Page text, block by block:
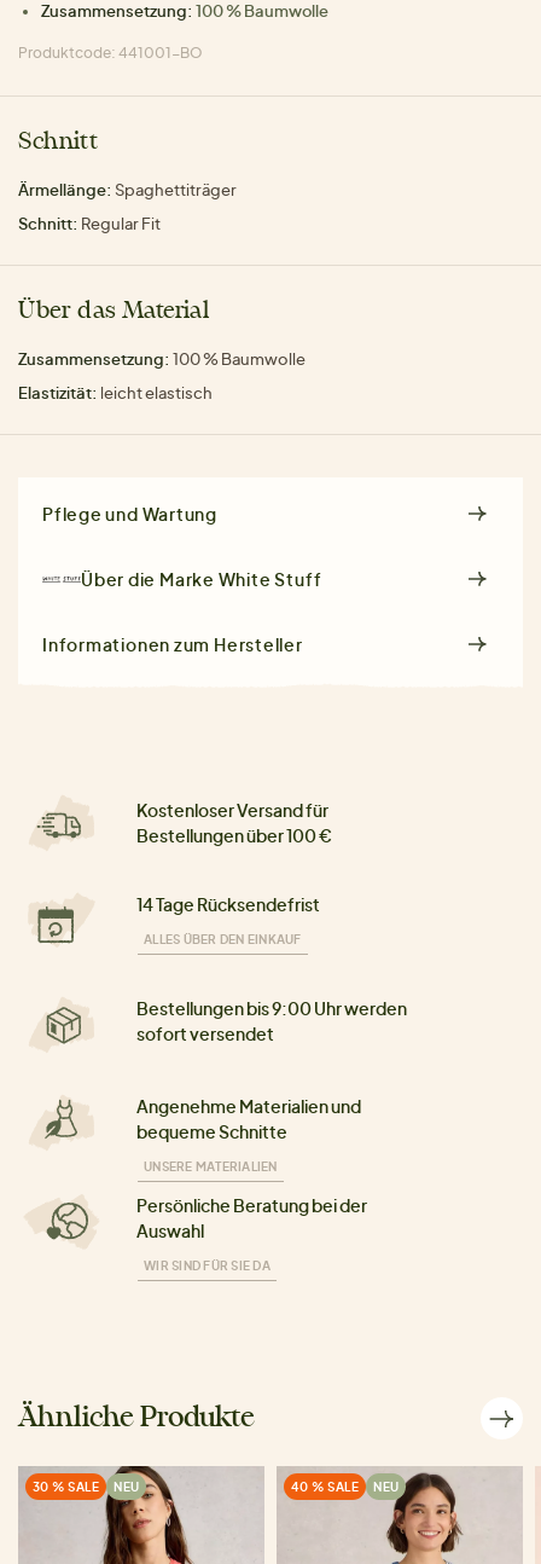
Zusammensetzung: 100 % Baumwolle
Produktcode: 441001-BO
Schnitt
Ärmellänge: Spaghettiträger
Schnitt: Regular Fit
Über das Material
Zusammensetzung: 100 % Baumwolle
Elastizität: leicht elastisch
Pflege und Wartung
Über die Marke White Stuff
Informationen zum Hersteller
Kostenloser Versand für
Bestellungen über 100 €
14 Tage Rücksendefrist
ALLES ÜBER DEN EINKAUF
Bestellungen bis 9:00 Uhr werden
sofort versendet
Angenehme Materialien und
bequeme Schnitte
UNSERE MATERIALIEN
Persönliche Beratung bei der
Auswahl
WIR SIND FÜR SIE DA
Ähnliche Produkte
30 % SALE NEU 40 % SALE NEU